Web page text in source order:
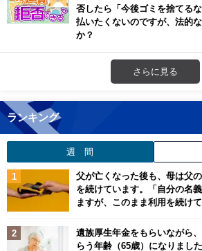
否したら「今後ゴミを捨てる
払いたくないのですが、法的
か？
さらに見る
ランキング
週 間
父が亡くなった後も、母は父
を続けています。「自分の名
ますが、このまま利用を続け
遺族厚生年金をもらいながら
らう年齢（65歳）になりまし